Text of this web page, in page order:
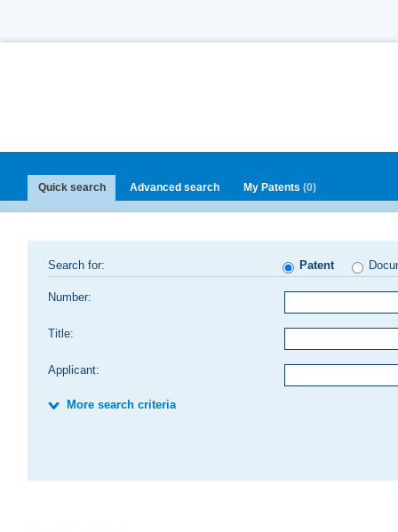
Quick search Advanced search My Patents (0)
Search for: Patent
Number:
Title:
Applicant:
More search criteria